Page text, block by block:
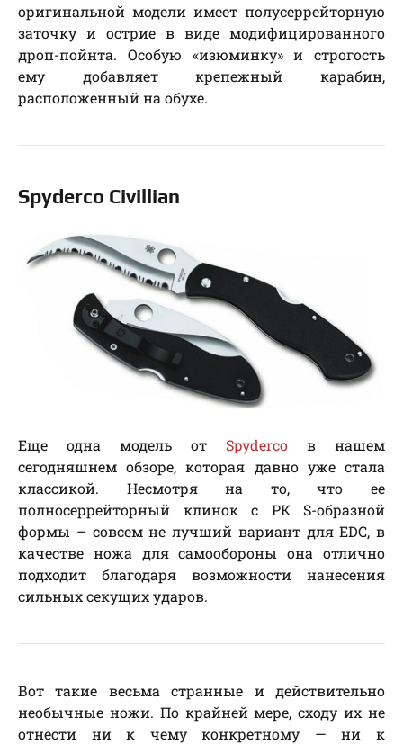
оригинальной модели имеет полусеррейторную
заточку и острие в виде модифицированного
дроп-пойнта. Особую «изюминку» и строгость
ему добавляет крепежный карабин,
расположенный на обухе.
Spyderco Civillian
Еще одна модель от Spyderco в нашем
сегодняшнем обзоре, которая давно уже стала
классикой. Несмотря на то, что ее
полносеррейторный клинок с РК S-образной
формы – совсем не лучший вариант для EDC, в
качестве ножа для самообороны она отлично
подходит благодаря возможности нанесения
сильных секущих ударов.
Вот такие весьма странные и действительно
необычные ножи. По крайней мере, сходу их не
отнести ни к чему конкретному — ни к